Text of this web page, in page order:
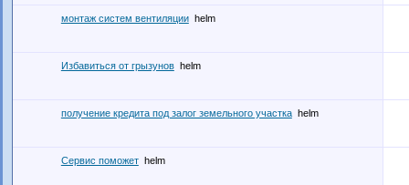
монтаж систем вентиляции helm
Избавиться от грызунов helm
получение кредита под залог земельного участка helm
Сервис поможет helm